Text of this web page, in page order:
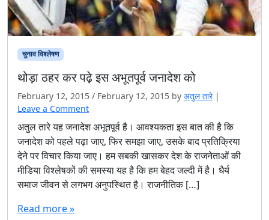
चुनाव विश्‍लेषण
थोड़ा ठहर कर पढ़े इस अभूतपूर्व जनादेश को
February 12, 2015 / February 12, 2015 by अतुल तारे |
Leave a Comment
अतुल तारे यह जनादेश अभूतपूर्व है। आवश्यकता इस बात की है कि
जनादेश को पहले पढ़ा जाए, फिर समझा जाए, उसके बाद प्रतिक्रिया
देने पर विचार किया जाए। हम सबकी खासकर देश के राजनेताओं की
मीडिया विश्लेषकों की समस्या यह है कि हम बेहद जल्दी में है। धैर्य
समाज जीवन से लगभग अनुपस्थित है। राजनीतिक […]
Read more »